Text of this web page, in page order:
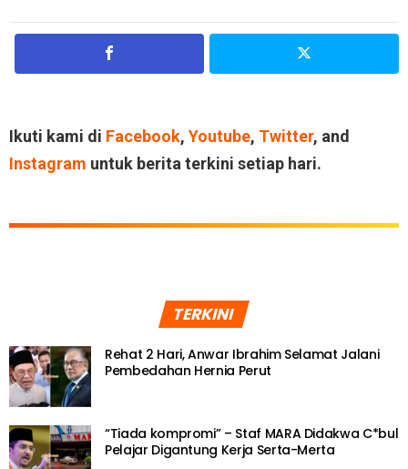
Ikuti kami di Facebook, Youtube, Twitter, and
Instagram untuk berita terkini setiap hari.
TERKINI
Rehat 2 Hari, Anwar Ibrahim Selamat Jalani
Pembedahan Hernia Perut
“Tiada kompromi” – Staf MARA Didakwa C*bul
Pelajar Digantung Kerja Serta-Merta